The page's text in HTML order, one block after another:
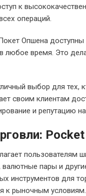
к
операций.
Опшена
любое время. Это
выбор для тех,
своим клиентам
и репутацию
Pocket
пользователям
пары и
инструментов для
к рыночным условиям.